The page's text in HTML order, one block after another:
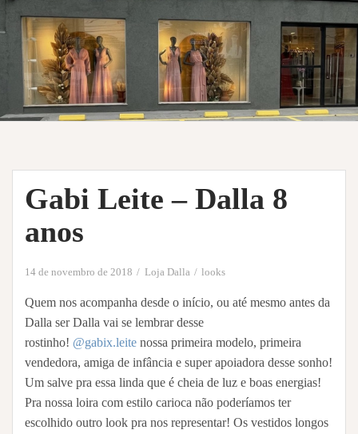
Gabi Leite – Dalla 8
anos
14 de novembro de 2018 Loja Dalla looks
Quem nos acompanha desde o início, ou até mesmo antes da
Dalla ser Dalla vai se lembrar desse
rostinho! @gabix.leite nossa primeira modelo, primeira
vendedora, amiga de infância e super apoiadora desse sonho!
Um salve pra essa linda que é cheia de luz e boas energias!
Pra nossa loira com estilo carioca não poderíamos ter
escolhido outro look pra nos representar! Os vestidos longos